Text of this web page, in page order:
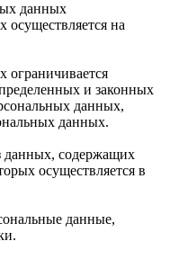
данных
осуществляется на
ограничивается
и законных
данных,
данных.
данных, содержащих
осуществляется в
данные,